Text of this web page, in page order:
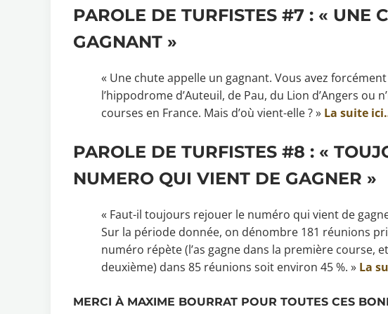
PAROLE DE TURFISTES #7 : « UNE
GAGNANT »
« Une chute appelle un gagnant. Vous avez
l’hippodrome d’Auteuil, de Pau, du Lion d’Angers ou
courses en France. Mais d’où vient-elle ? » La suite
PAROLE DE TURFISTES #8 : «
NUMERO QUI VIENT DE GAGNER »
« Faut-il toujours rejouer le numéro qui vient de
Sur la période donnée, on dénombre 181 réunions
numéro répète (l’as gagne dans la première course,
deuxième) dans 85 réunions soit environ 45 %. » La
MERCI À MAXIME BOURRAT POUR TOUTES CES